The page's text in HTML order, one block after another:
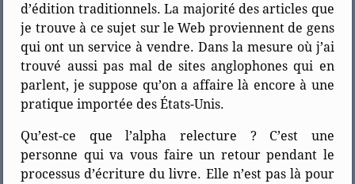
d’édition traditionnels. La majorité des articles que
je trouve à ce sujet sur le Web proviennent de gens
qui ont un service à vendre. Dans la mesure où j’ai
trouvé aussi pas mal de sites anglophones qui en
parlent, je suppose qu’on a affaire là encore à une
pratique importée des États-Unis.
Qu’est-ce que l’alpha relecture ? C’est une
personne qui va vous faire un retour pendant le
processus d’écriture du livre. Elle n’est pas là pour